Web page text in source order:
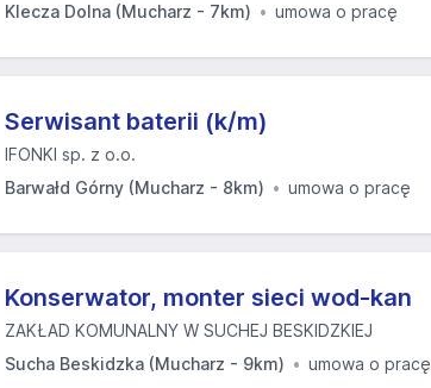
Klecza Dolna (Mucharz - 7km)
umowa o pracę
Serwisant baterii (k/m)
IFONKI sp. z o.o.
Barwałd Górny (Mucharz - 8km)
umowa o pracę
Konserwator, monter sieci wod-kan
ZAKŁAD KOMUNALNY W SUCHEJ BESKIDZKIEJ
Sucha Beskidzka (Mucharz - 9km)
umowa o pracę